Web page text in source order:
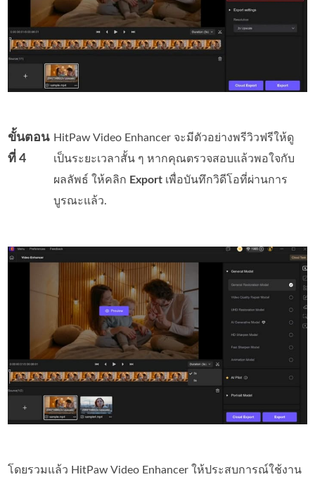
ขั้นตอน
ที่ 4
HitPaw Video Enhancer จะมีตัวอย่างพรีวิวฟรีให้ดู
เป็นระยะเวลาสั้น ๆ หากคุณตรวจสอบแล้วพอใจกับ
ผลลัพธ์ ให้คลิก Export เพื่อบันทึกวิดีโอที่ผ่านการ
บูรณะแล้ว.
โดยรวมแล้ว HitPaw Video Enhancer ให้ประสบการณ์ใช้งาน